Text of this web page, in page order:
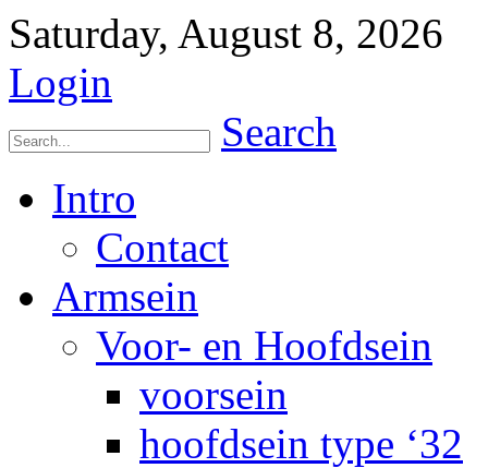
Saturday, August 8, 2026
Login
Search
Intro
Contact
Armsein
Voor- en Hoofdsein
voorsein
hoofdsein type ‘32